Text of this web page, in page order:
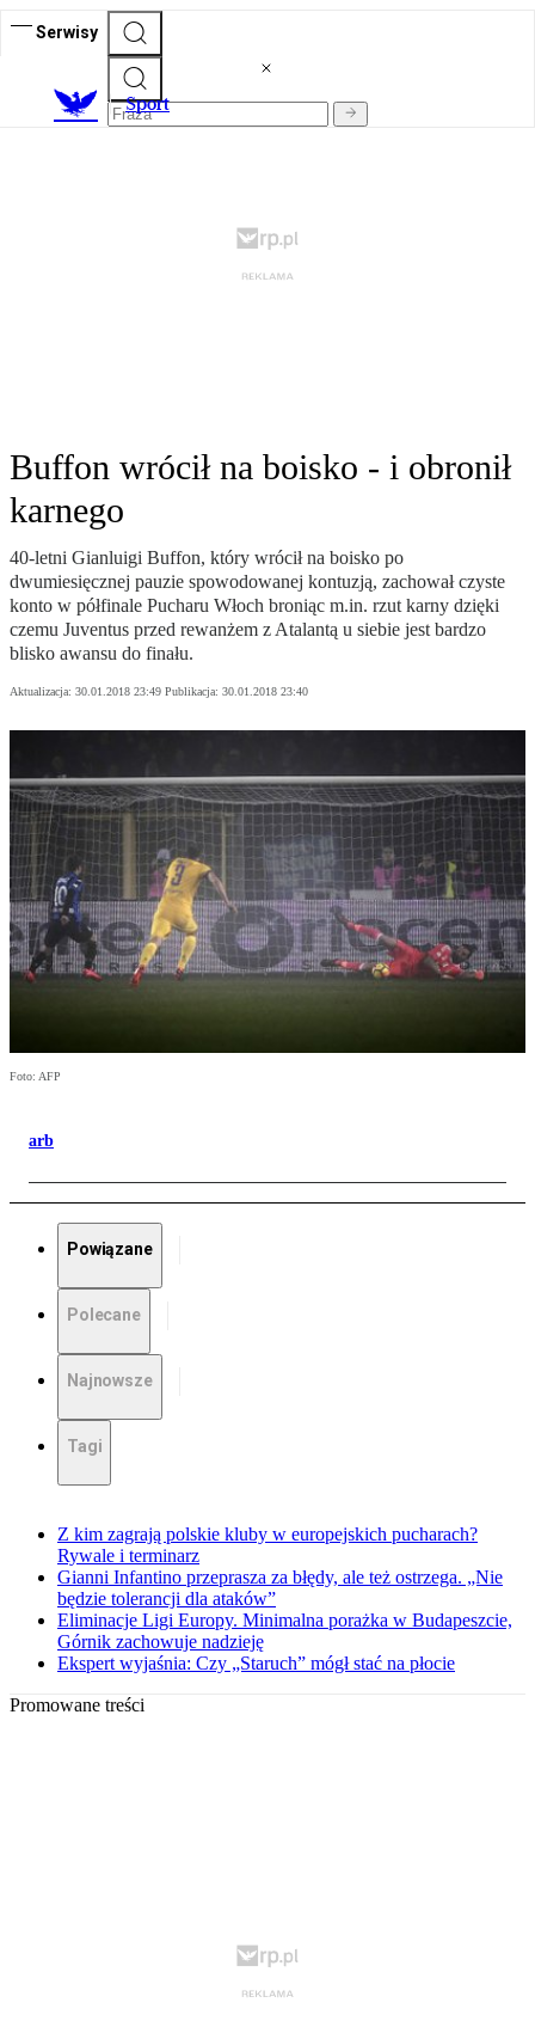
Serwisy
Sport
Buffon wrócił na boisko - i obronił
karnego
40-letni Gianluigi Buffon, który wrócił na boisko po
dwumiesięcznej pauzie spowodowanej kontuzją, zachował czyste
konto w półfinale Pucharu Włoch broniąc m.in. rzut karny dzięki
czemu Juventus przed rewanżem z Atalantą u siebie jest bardzo
blisko awansu do finału.
Aktualizacja: 30.01.2018 23:49 Publikacja: 30.01.2018 23:40
Foto: AFP
arb
Powiązane
Polecane
Najnowsze
Tagi
Z kim zagrają polskie kluby w europejskich pucharach?
Rywale i terminarz
Gianni Infantino przeprasza za błędy, ale też ostrzega. „Nie
będzie tolerancji dla ataków”
Eliminacje Ligi Europy. Minimalna porażka w Budapeszcie,
Górnik zachowuje nadzieję
Ekspert wyjaśnia: Czy „Staruch” mógł stać na płocie
Promowane treści